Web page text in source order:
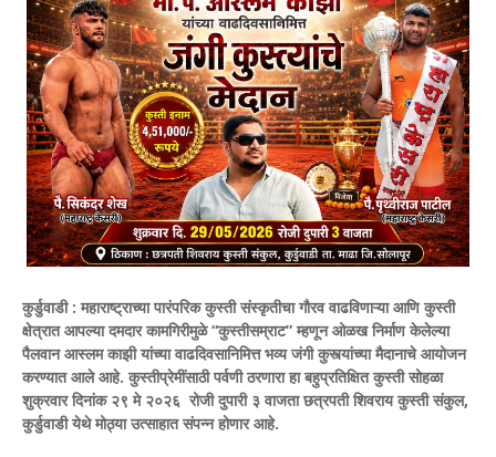
कुर्डुवाडी : महाराष्ट्राच्या पारंपरिक कुस्ती संस्कृतीचा गौरव वाढविणाऱ्या आणि कुस्ती
क्षेत्रात आपल्या दमदार कामगिरीमुळे “कुस्तीसम्राट” म्हणून ओळख निर्माण केलेल्या
पैलवान आस्लम काझी यांच्या वाढदिवसानिमित्त भव्य जंगी कुस्त्यांच्या मैदानाचे आयोजन
करण्यात आले आहे. कुस्तीप्रेमींसाठी पर्वणी ठरणारा हा बहुप्रतिक्षित कुस्ती सोहळा
शुक्रवार दिनांक २९ मे २०२६ रोजी दुपारी ३ वाजता छत्रपती शिवराय कुस्ती संकुल,
कुर्डुवाडी येथे मोठ्या उत्साहात संपन्न होणार आहे.